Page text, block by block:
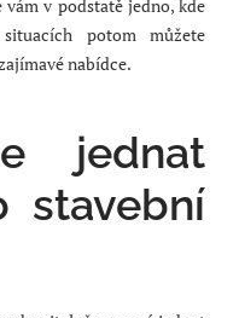
v podstatě jedno, kde
potom můžete
nabídce.
jednat
stavební